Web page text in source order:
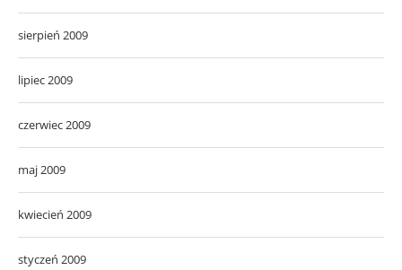
sierpień 2009
lipiec 2009
czerwiec 2009
maj 2009
kwiecień 2009
styczeń 2009